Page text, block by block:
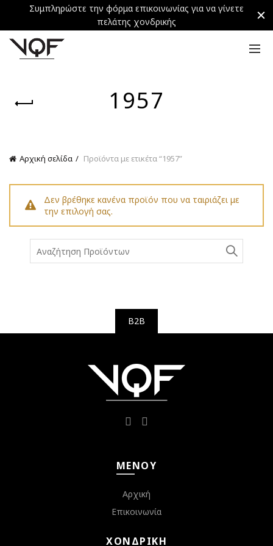
1957
Αρχική σελίδα Προϊόντα με ετικέτα “1957”
Δεν βρέθηκε κανένα προϊόν που να ταιριάζει με
την επιλογή σας.
for:
B2B
ΜΕΝΟΎ
Αρχική
Επικοινωνία
ΧΟΝΔΡΙΚΉ
Συμπληρώστε την φόρμα επικοινωνίας για να γίνετε
πελάτης χονδρικής